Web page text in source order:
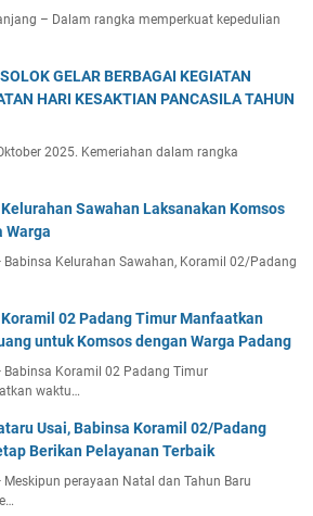
– Dalam rangka memperkuat kepedulian
GELAR BERBAGAI KEGIATAN
HARI KESAKTIAN PANCASILA TAHUN
2025. Kemeriahan dalam rangka
Sawahan Laksanakan Komsos
Warga
Babinsa Kelurahan Sawahan, Koramil 02/Padang
02 Padang Timur Manfaatkan
untuk Komsos dengan Warga Padang
Babinsa Koramil 02 Padang Timur
waktu…
Usai, Babinsa Koramil 02/Padang
Berikan Pelayanan Terbaik
Meskipun perayaan Natal dan Tahun Baru